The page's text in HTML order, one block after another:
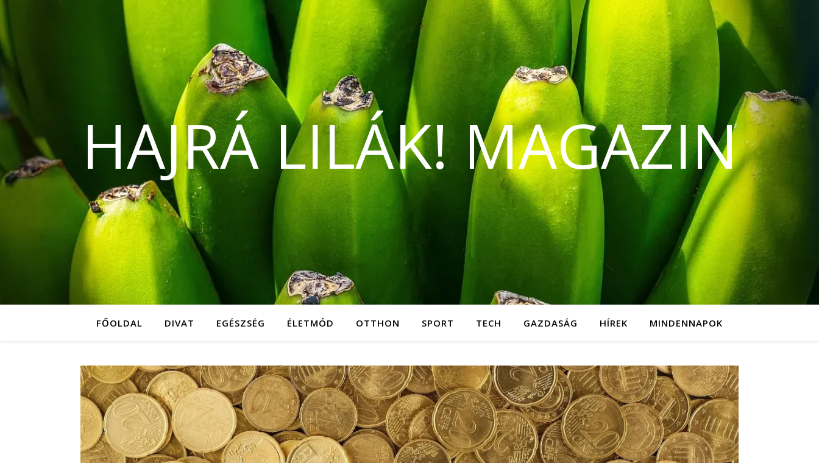
HAJRÁ LILÁK! MAGAZIN
FŐOLDAL DIVAT EGÉSZSÉG ÉLETMÓD OTTHON SPORT TECH GAZDASÁG HÍREK MINDENNAPOK